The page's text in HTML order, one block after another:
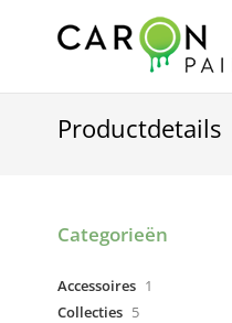
Productdetails
Categorieën
Accessoires 1
Collecties 5